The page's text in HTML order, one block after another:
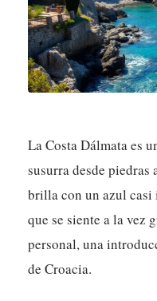
La Costa Dálmata es
susurra desde
brilla con un azul casi
que se siente a la vez
personal, una
de Croacia.